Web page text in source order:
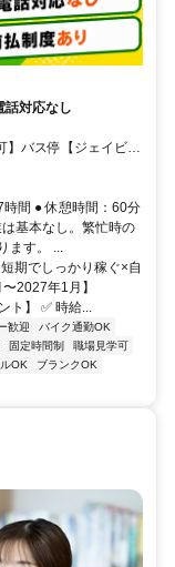
話対応なし
バス停【ジェイビス
入口】より徒歩5分
間 ● 休憩時間：60分
基本なし。繁忙時の
す。 ...
期でしっかり稼ぐ×自
2027年1月】
✅ 時給...
歓迎
バイク通勤OK
固定時間制
職場見学可
OK
ブランクOK